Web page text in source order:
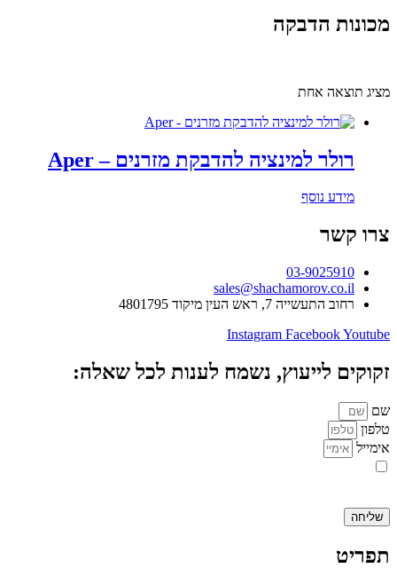
מכונות הדבקה
מציג תוצאה אחת
רולר למינציה להדבקת מזרנים – Aper
מידע נוסף
צרו קשר
03-9025910
sales@shachamorov.co.il
רחוב התעשייה 7, ראש העין מיקוד 4801795
Instagram FacebookYoutube
זקוקים לייעוץ, נשמח לענות לכל שאלה:
שם
טלפון
אימייל
שליחה
תפריט